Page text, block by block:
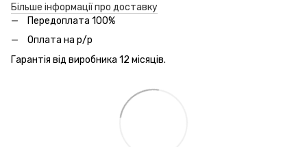
Більше інформації про доставку
Передоплата 100%
Оплата на р/р
Гарантія від виробника 12 місяців.